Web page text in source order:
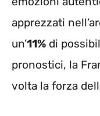
apprezzati
un’11% di
pronostici, la
volta la forza